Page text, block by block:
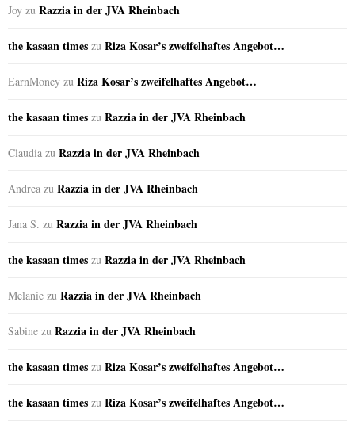
Joy zu Razzia in der JVA Rheinbach
the kasaan times zu Riza Kosar’s zweifelhaftes Angebot…
EarnMoney zu Riza Kosar’s zweifelhaftes Angebot…
the kasaan times zu Razzia in der JVA Rheinbach
Claudia zu Razzia in der JVA Rheinbach
Andrea zu Razzia in der JVA Rheinbach
Jana S. zu Razzia in der JVA Rheinbach
the kasaan times zu Razzia in der JVA Rheinbach
Melanie zu Razzia in der JVA Rheinbach
Sabine zu Razzia in der JVA Rheinbach
the kasaan times zu Riza Kosar’s zweifelhaftes Angebot…
the kasaan times zu Riza Kosar’s zweifelhaftes Angebot…